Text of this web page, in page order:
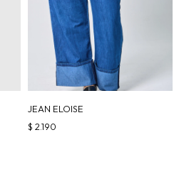
JEAN ELOISE
$ 2.190